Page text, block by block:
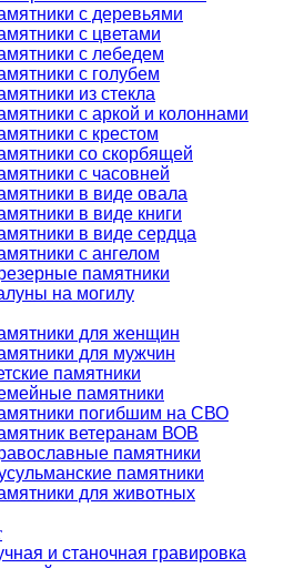
с деревьями
с цветами
с лебедем
с голубем
из стекла
с аркой и колоннами
с крестом
со скорбящей
с часовней
в виде овала
в виде книги
в виде сердца
с ангелом
памятники
на могилу
для женщин
для мужчин
памятники
памятники
погибшим на СВО
ветеранам ВОВ
памятники
памятники
для животных
и станочная гравировка